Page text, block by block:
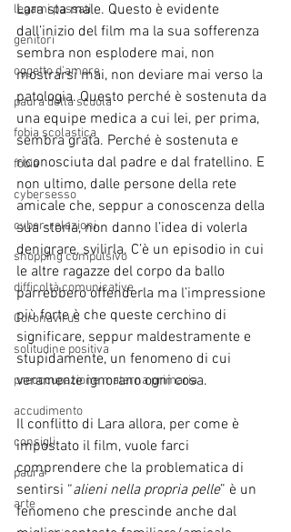
legami passati
genitori
oggetto d'amore
paura della scuola
fobia scolastica
fobia
cybersesso
cyber-relazioni
shopping compulsivo
difficoltà comunicative
Coronavirus
solitudine positiva
preoccupazione materna primaria
accudimento
consigli
paura
arte
Lara sta male. Questo è evidente
dall’inizio del film ma la sua sofferenza
sembra non esplodere mai, non
mostrarsi mai, non deviare mai verso la
patologia. Questo perché è sostenuta da
una equipe medica a cui lei, per prima,
sembra grata. Perché è sostenuta e
riconosciuta dal padre e dal fratellino. E
non ultimo, dalle persone della rete
amicale che, seppur a conoscenza della
sua storia, non danno l’idea di volerla
denigrare, svilirla. C’è un episodio in cui
le altre ragazze del corpo da ballo
parrebbero offenderla ma l’impressione
più forte è che queste cerchino di
significare, seppur maldestramente e
stupidamente, un fenomeno di cui
veramente ignorano ogni cosa.
Il conflitto di Lara allora, per come è
impostato il film, vuole farci
comprendere che la problematica di
sentirsi “alieni nella propria pelle” è un
fenomeno che prescinde anche dal